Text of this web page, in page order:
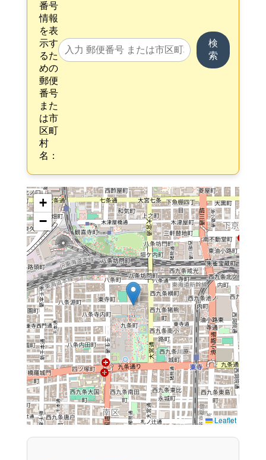
番号
情報
を表
示す
るた
めの
郵便
番号
また
は市
区町
村
名：
検
索
+
−
Leaflet